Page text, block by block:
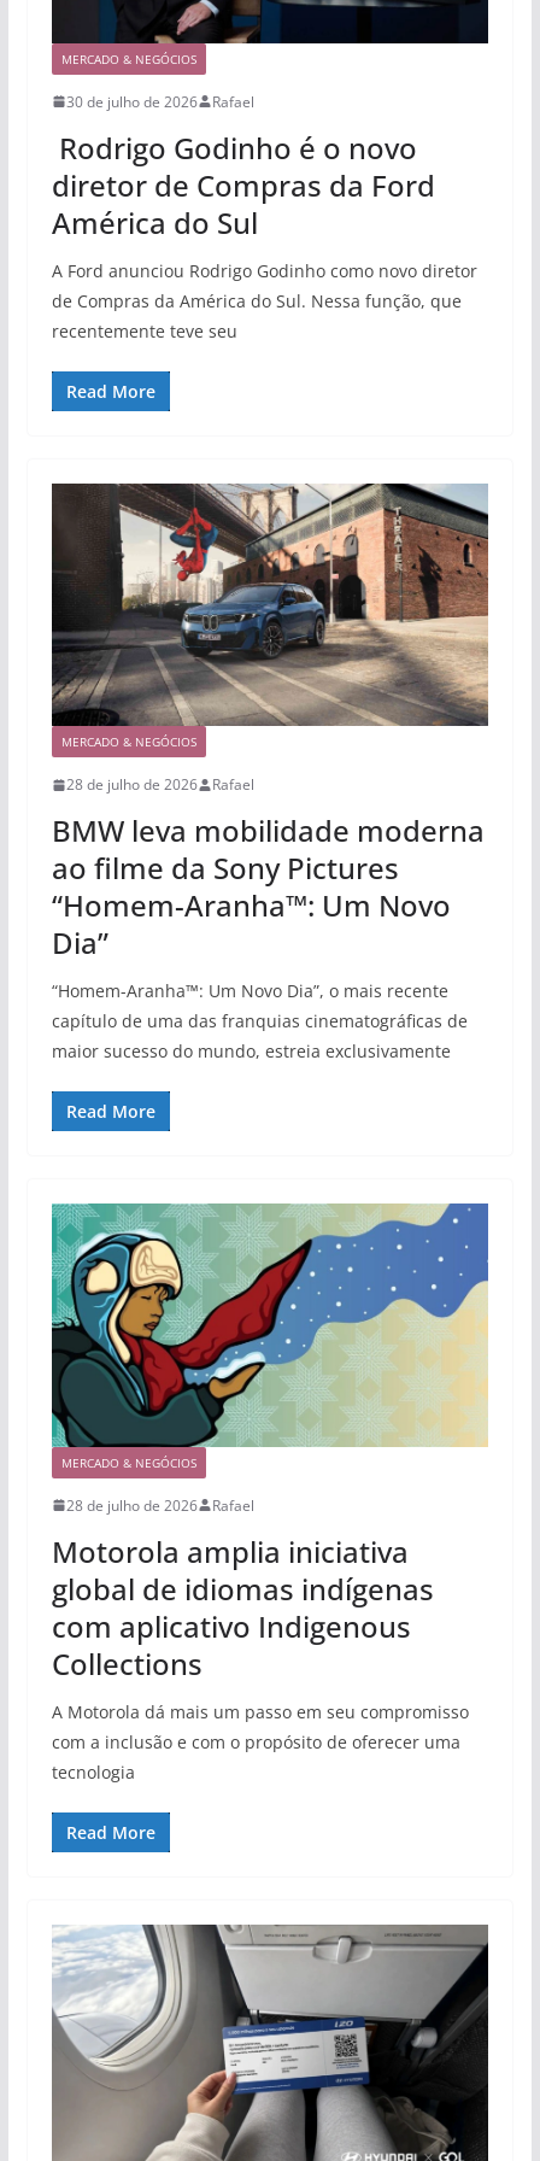
MERCADO & NEGÓCIOS
30 de julho de 2026 Rafael
Rodrigo Godinho é o novo
diretor de Compras da Ford
América do Sul
A Ford anunciou Rodrigo Godinho como novo diretor
de Compras da América do Sul. Nessa função, que
recentemente teve seu
Read More
MERCADO & NEGÓCIOS
28 de julho de 2026 Rafael
BMW leva mobilidade moderna
ao filme da Sony Pictures
“Homem-Aranha™: Um Novo
Dia”
“Homem-Aranha™: Um Novo Dia”, o mais recente
capítulo de uma das franquias cinematográficas de
maior sucesso do mundo, estreia exclusivamente
Read More
MERCADO & NEGÓCIOS
28 de julho de 2026 Rafael
Motorola amplia iniciativa
global de idiomas indígenas
com aplicativo Indigenous
Collections
A Motorola dá mais um passo em seu compromisso
com a inclusão e com o propósito de oferecer uma
tecnologia
Read More